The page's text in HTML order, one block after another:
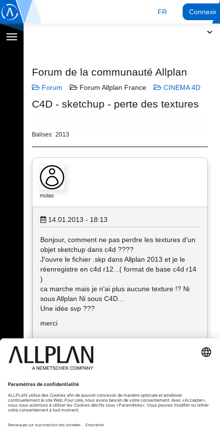
FR
Afficher
Forum de la communauté Allplan
Forum Forum Allplan France CINEMA 4D
C4D - sketchup - perte des textures
Balises: 2013
molas
14.01.2013 - 18:13
Bonjour, comment ne pas perdre les textures d'un
objet sketchup dans c4d ????
J'ouvre le fichier .skp dans Allplan 2013 et je le
réenregistre en c4d r12...( format de base c4d r14
)
ca marche mais je n'ai plus aucune texture !? Ni
sous Allplan Ni sous C4D...
Une idée svp ???
merci